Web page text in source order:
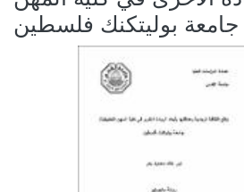
جامعة بوليتكنك فلسطين